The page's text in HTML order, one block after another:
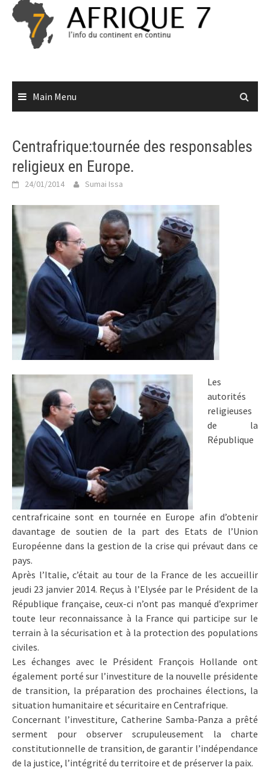
Skip
content
Main Menu
Centrafrique:tournée des responsables
religieux en Europe.
24/01/2014 Sumai Issa
Les
autorités
religieuses
de la
République
centrafricaine sont en tournée en Europe afin d’obtenir
davantage de soutien de la part des Etats de l’Union
Européenne dans la gestion de la crise qui prévaut dans ce
pays.
Après l’Italie, c’était au tour de la France de les accueillir
jeudi 23 janvier 2014. Reçus à l’Elysée par le Président de la
République française, ceux-ci n’ont pas manqué d’exprimer
toute leur reconnaissance à la France qui participe sur le
terrain à la sécurisation et à la protection des populations
civiles.
Les échanges avec le Président François Hollande ont
également porté sur l’investiture de la nouvelle présidente
de transition, la préparation des prochaines élections, la
situation humanitaire et sécuritaire en Centrafrique.
Concernant l’investiture, Catherine Samba-Panza a prêté
serment pour observer scrupuleusement la charte
constitutionnelle de transition, de garantir l’indépendance
de la justice, l’intégrité du territoire et de préserver la paix.